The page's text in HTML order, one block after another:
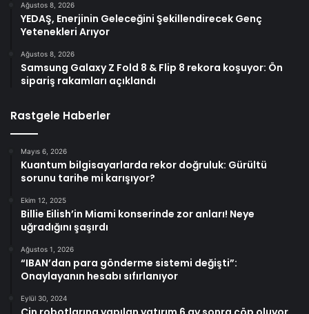
Ağustos 8, 2026
YEDAŞ, Enerjinin Geleceğini Şekillendirecek Genç
Yetenekleri Arıyor
Ağustos 8, 2026
Samsung Galaxy Z Fold 8 & Flip 8 rekora koşuyor: Ön
sipariş rakamları açıklandı
Rastgele Haberler
Mayıs 6, 2026
Kuantum bilgisayarlarda rekor doğruluk: Gürültü
sorunu tarihe mi karışıyor?
Ekim 12, 2025
Billie Eilish’in Miami konserinde zor anları! Neye
uğradığını şaşırdı
Ağustos 1, 2026
“IBAN’dan para gönderme sistemi değişti”:
Onaylayanın hesabı sıfırlanıyor
Eylül 30, 2024